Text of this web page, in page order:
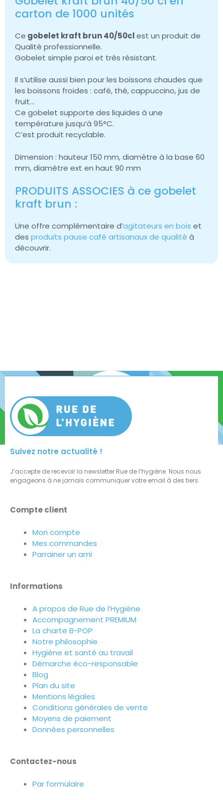
carton de 1000 unités
Ce gobelet kraft brun 40/50clest un produit de
Qualité professionnelle.
Gobelet simple paroi et très résistant.
Il s’utilise aussi bien pour les boissons chaudes que
les boissons froides : café, thé, cappuccino, jus de
fruit…
Ce gobelet supporte des liquides à une
température jusqu’à 95°C.
C’est produit recyclable.
Dimension : hauteur 150 mm, diamètre à la base 60
mm, diamètre ext en haut 90 mm
PRODUITS ASSOCIES à ce gobelet
kraft brun :
Une offre complémentaire d’agitateurs en bois et
des produits pause café artisanaux de qualité à
découvrir.
Suivez notre actualité !
J’accepte de recevoir la newsletter Rue de l’hygiène. Nous nous
engageons à ne jamais communiquer votre email à des tiers.
Compte client
Mon compte
Mes commandes
Parrainer un ami
Informations
A propos de Rue de l’Hygiène
Accompagnement PREMIUM
La charte B-POP
Notre philosophie
Hygiène et santé au travail
Démarche éco-responsable
Blog
Plan du site
Mentions légales
Conditions générales de vente
Moyens de paiement
Données personnelles
Contactez-nous
Par formulaire